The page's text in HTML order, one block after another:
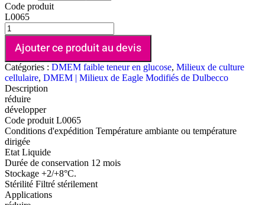
Code produit
L0065
Ajouter ce produit au devis
Catégories : DMEM faible teneur en glucose, Milieux de culture
cellulaire, DMEM | Milieux de Eagle Modifiés de Dulbecco
Description
réduire
développer
Code produit L0065
Conditions d'expédition Température ambiante ou température
dirigée
Etat Liquide
Durée de conservation 12 mois
Stockage +2/+8°C.
Stérilité Filtré stérilement
Applications